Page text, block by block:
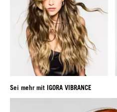
Sei mehr mit IGORA VIBRANCE